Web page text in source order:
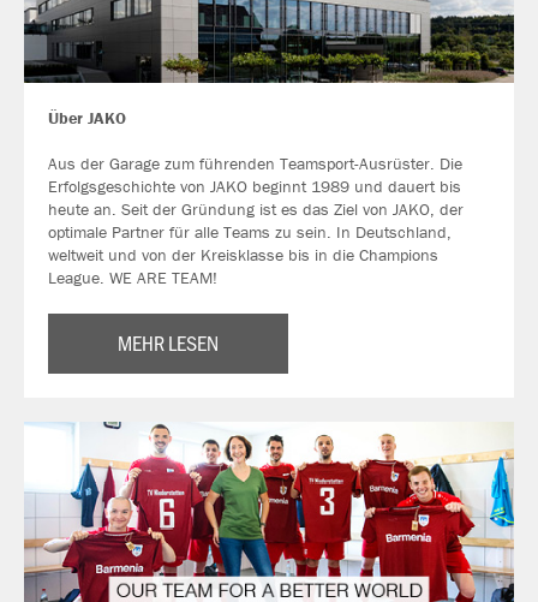
Über JAKO
Aus der Garage zum führenden Teamsport-Ausrüster. Die
Erfolgsgeschichte von JAKO beginnt 1989 und dauert bis
heute an. Seit der Gründung ist es das Ziel von JAKO, der
optimale Partner für alle Teams zu sein. In Deutschland,
weltweit und von der Kreisklasse bis in die Champions
League. WE ARE TEAM!
MEHR LESEN